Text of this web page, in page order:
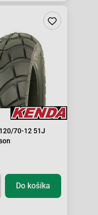
70-12 51J
Do košíka